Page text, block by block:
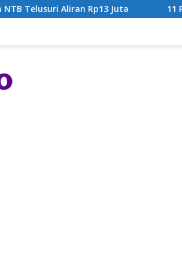
Juta 11 Pasien HIV Dirawat di